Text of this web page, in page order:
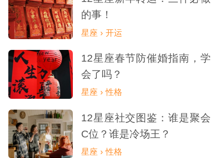
的事！
星座 › 开运
12星座春节防催婚指南，学
会了吗？
星座 › 性格
12星座社交图鉴：谁是聚会
C位？谁是冷场王？
星座 › 性格